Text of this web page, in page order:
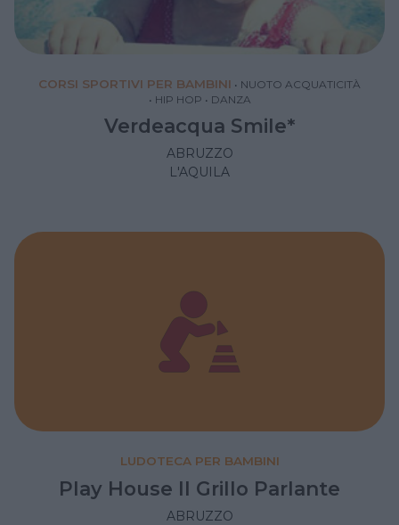
CORSI SPORTIVI PER BAMBINI • NUOTO ACQUATICITÀ
• HIP HOP • DANZA
Verdeacqua Smile*
ABRUZZO
L'AQUILA
LUDOTECA PER BAMBINI
Play House Il Grillo Parlante
ABRUZZO